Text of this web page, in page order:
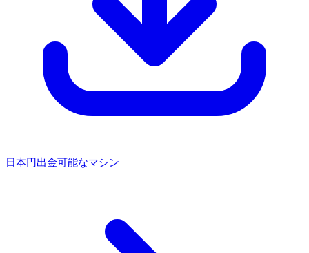
日本円出金可能なマシン